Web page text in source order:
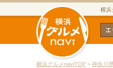
横浜
横浜グルメnaviTOP > 神奈川